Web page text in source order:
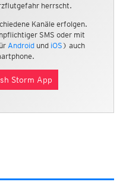
herrscht.
Kanäle erfolgen.
SMS oder mit
Android und iOS ) auch
Storm App